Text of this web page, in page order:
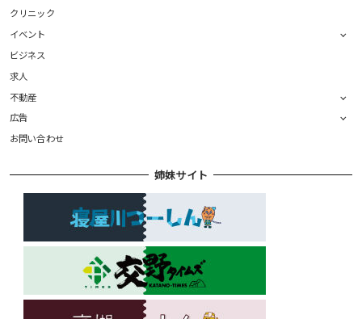
クリニック
イベント
ビジネス
求人
不動産
広告
お問い合わせ
姉妹サイト